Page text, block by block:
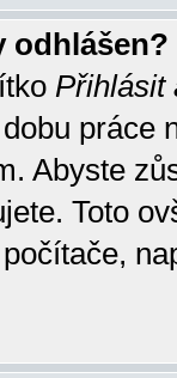
odhlášen?
Přihlásit
práce
Abyste
Toto